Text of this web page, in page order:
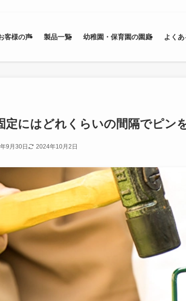
客様の声 製品一覧 幼稚園・保育園の園庭 よく
定にはどれくらいの間隔でピン
9月30日 2024年10月2日